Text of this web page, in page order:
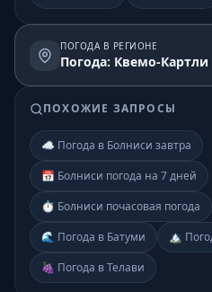
ПОГОДА В РЕГИОНЕ
Погода: Квемо-Картли
ПОХОЖИЕ ЗАПРОСЫ
☁️ Погода в Болниси завтра
📅 Болниси погода на 7 дней
⏱️ Болниси почасовая погода
🌊 Погода в Батуми
🏔️
🍇 Погода в Телави